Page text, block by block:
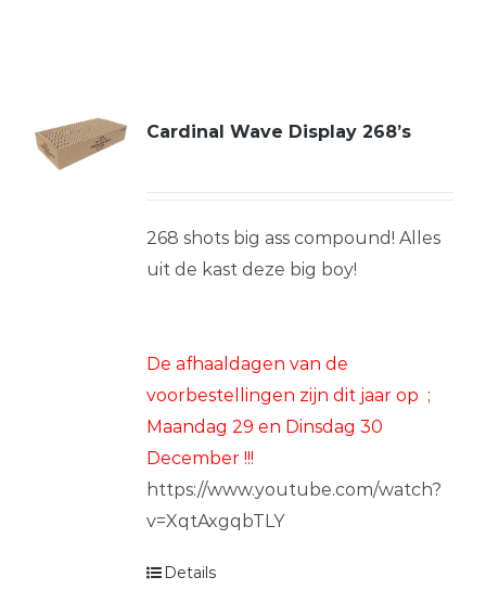
Cardinal Wave Display 268’s
268 shots big ass compound! Alles
uit de kast deze big boy!
De afhaaldagen van de
voorbestellingen zijn dit jaar op ;
Maandag 29 en Dinsdag 30
December !!!
https://www.youtube.com/watch?
v=XqtAxgqbTLY
Details